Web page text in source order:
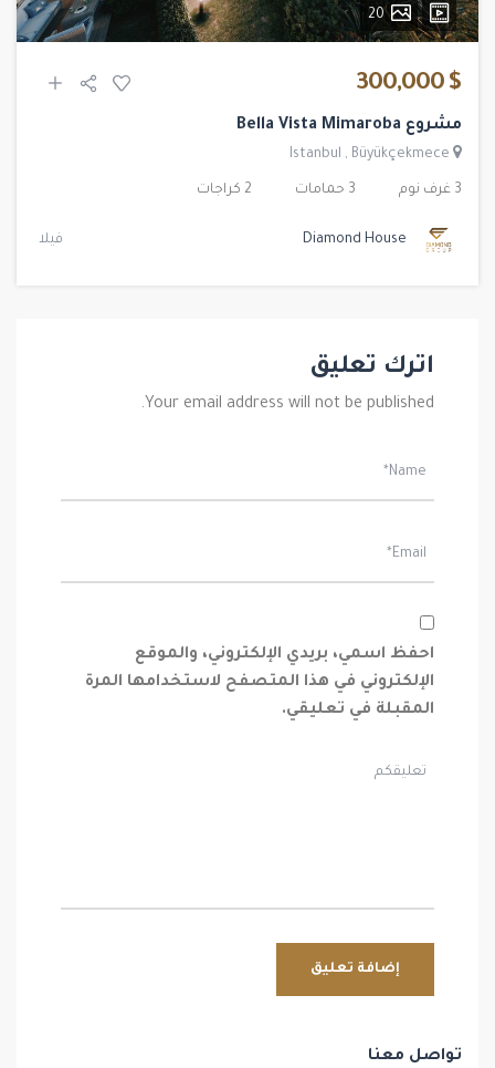
20
$ 300,000
مشروع Bella Vista Mimaroba
Istanbul , Büyükçekmece
3 غرف نوم 3 حمامات 2 كراجات
Diamond House فيلا
اترك تعليق
Your email address will not be published.
احفظ اسمي، بريدي الإلكتروني، والموقع
الإلكتروني في هذا المتصفح لاستخدامها المرة
المقبلة في تعليقي.
تواصل معنا